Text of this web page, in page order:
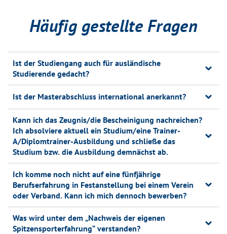
Häufig gestellte Fragen
Ist der Studiengang auch für ausländische
Studierende gedacht?
Ist der Masterabschluss international anerkannt?
Kann ich das Zeugnis/die Bescheinigung nachreichen?
Ich absolviere aktuell ein Studium/eine Trainer-
A/Diplomtrainer-Ausbildung und schließe das
Studium bzw. die Ausbildung demnächst ab.
Ich komme noch nicht auf eine fünfjährige
Berufserfahrung in Festanstellung bei einem Verein
oder Verband. Kann ich mich dennoch bewerben?
Was wird unter dem „Nachweis der eigenen
Spitzensporterfahrung“ verstanden?